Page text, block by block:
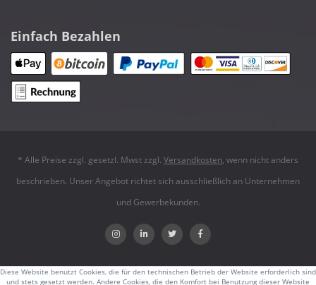
Einfach Bezahlen
* Alle Preise zzgl. gesetzl. Mwst zzgl. Versandkosten, wenn nicht anders
beschrieben. Unser Angebot richtet sich ausschließlich an Unternehmen
und Gewerbekunden.
Diese Website benutzt Cookies, die für den technischen Betrieb der Website erforderlich sind
und stets gesetzt werden. Andere Cookies, die den Komfort bei Benutzung dieser Website